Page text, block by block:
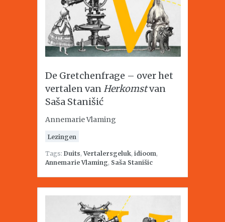
De Gretchenfrage – over het
vertalen vanHerkomstvan
Saša Stanišić
Annemarie Vlaming
Lezingen
Tags: Duits,Vertalersgeluk, idioom,
Annemarie Vlaming, Saša Stanišic